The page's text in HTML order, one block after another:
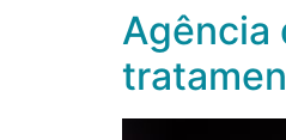
Agência